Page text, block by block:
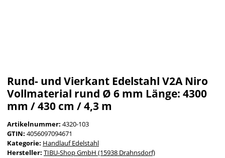
Rund- und Vierkant Edelstahl V2A Niro
Vollmaterial rund Ø 6 mm Länge: 4300
mm / 430 cm / 4,3 m
Artikelnummer: 4320-103
GTIN: 4056097094671
Kategorie: Handlauf Edelstahl
Hersteller: TIBU-Shop GmbH (15938 Drahnsdorf)